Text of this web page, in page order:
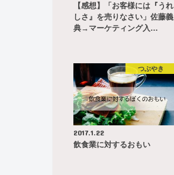
【感想】「お客様には『うれ
しさ』を売りなさい」佐藤義
典→マーケティング入…
つぶやき
2017.1.22
飲食業に対するおもい